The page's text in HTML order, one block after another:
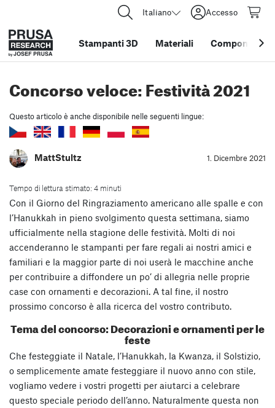
Italiano Accesso
Stampanti 3D Materiali Componenti e
Concorso veloce: Festività 2021
Questo articolo è anche disponibile nelle seguenti lingue:
MattStultz 1. Dicembre 2021
Tempo di lettura stimato: 4 minuti
Con il Giorno del Ringraziamento americano alle spalle e con
l’Hanukkah in pieno svolgimento questa settimana, siamo
ufficialmente nella stagione delle festività. Molti di noi
accenderanno le stampanti per fare regali ai nostri amici e
familiari e la maggior parte di noi userà le macchine anche
per contribuire a diffondere un po’ di allegria nelle proprie
case con ornamenti e decorazioni. A tal fine, il nostro
prossimo concorso è alla ricerca del vostro contributo.
Tema del concorso: Decorazioni e ornamenti per le
feste
Che festeggiate il Natale, l’Hanukkah, la Kwanza, il Solstizio,
o semplicemente amate festeggiare il nuovo anno con stile,
vogliamo vedere i vostri progetti per aiutarci a celebrare
questo speciale periodo dell’anno. Naturalmente questa non